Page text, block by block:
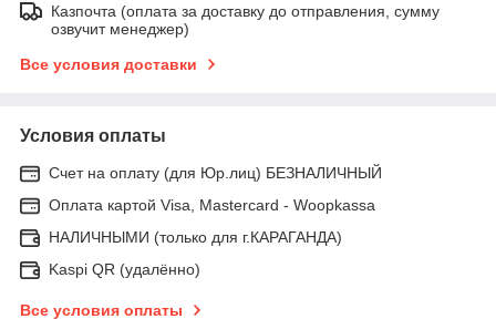
Казпочта (оплата за доставку до отправления, сумму
озвучит менеджер)
Все условия доставки
Условия оплаты
Счет на оплату (для Юр.лиц) БЕЗНАЛИЧНЫЙ
Оплата картой Visa, Mastercard - Woopkassa
НАЛИЧНЫМИ (только для г.КАРАГАНДА)
Kaspi QR (удалённо)
Все условия оплаты